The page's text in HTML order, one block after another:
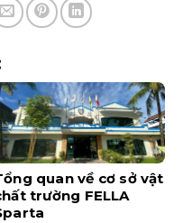
quan về cơ sở vật
trường FELLA